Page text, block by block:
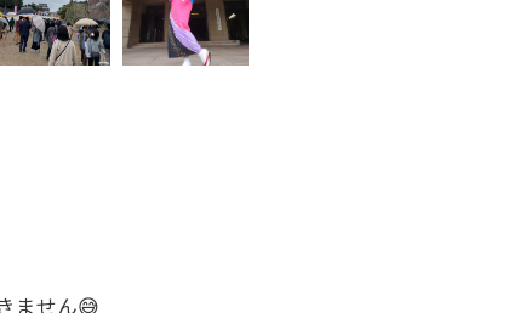
ません😅